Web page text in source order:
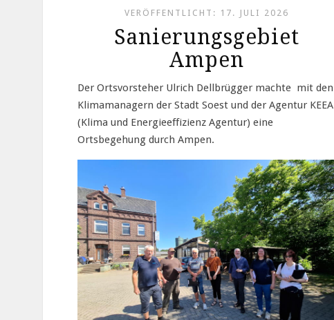
VERÖFFENTLICHT: 17. JULI 2026
Sanierungsgebiet
Ampen
Der Ortsvorsteher Ulrich Dellbrügger machte mit den
Klimamanagern der Stadt Soest und der Agentur KEEA
(Klima und Energieeffizienz Agentur) eine
Ortsbegehung durch Ampen.